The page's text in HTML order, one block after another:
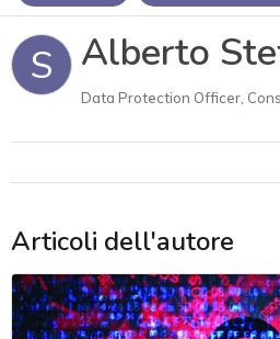
S Alberto
Data Protection Officer,
Articoli dell'autore